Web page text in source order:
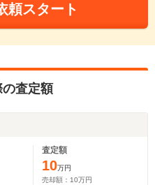
頼スタート
査定額
査定額
10万円
売却額： 10万円